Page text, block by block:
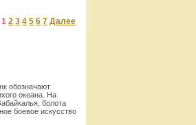
1 2 3 4 5 6 7 Далее
обозначают
океана. На
болота
боевое искусство